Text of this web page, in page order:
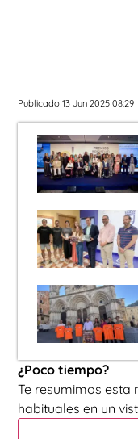
Publicado 13 Jun 2025 08:29
¿Poco tiempo?
Te resumimos esta
habituales en un